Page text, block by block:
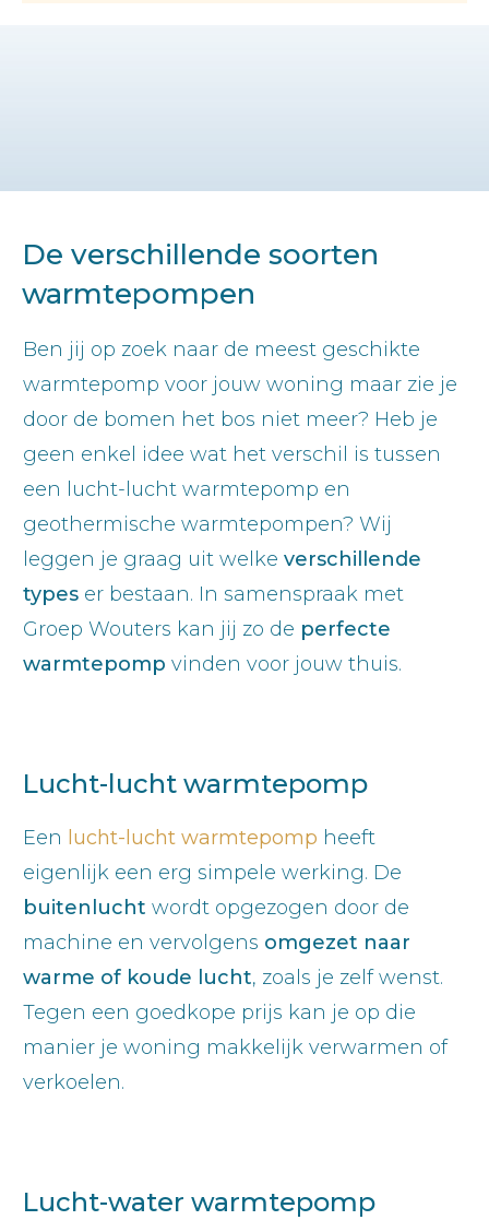
De verschillende soorten
warmtepompen
Ben jij op zoek naar de meest geschikte
warmtepomp voor jouw woning maar zie je
door de bomen het bos niet meer? Heb je
geen enkel idee wat het verschil is tussen
een lucht-lucht warmtepomp en
geothermische warmtepompen? Wij
leggen je graag uit welke verschillende
types er bestaan. In samenspraak met
Groep Wouters kan jij zo de perfecte
warmtepomp vinden voor jouw thuis.
Lucht-lucht warmtepomp
Een lucht-lucht warmtepomp heeft
eigenlijk een erg simpele werking. De
buitenlucht wordt opgezogen door de
machine en vervolgens omgezet naar
warme of koude lucht, zoals je zelf wenst.
Tegen een goedkope prijs kan je op die
manier je woning makkelijk verwarmen of
verkoelen.
Lucht-water warmtepomp